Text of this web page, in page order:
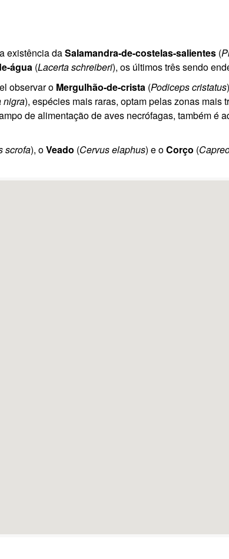
existência daSalamandra-de-costelas-salientes (
água (Lacerta schreiberi), os últimos três sendo
observar o Mergulhão-de-crista (Podiceps cristatus
nigra), espécies mais raras, optam pelas zonas mais
de alimentação de aves necrófagas, também é
scrofa), oVeado (Cervus elaphus) e oCorço (